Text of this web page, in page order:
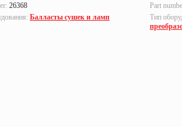
26368
Балласты сушек и ламп
Part
Тип